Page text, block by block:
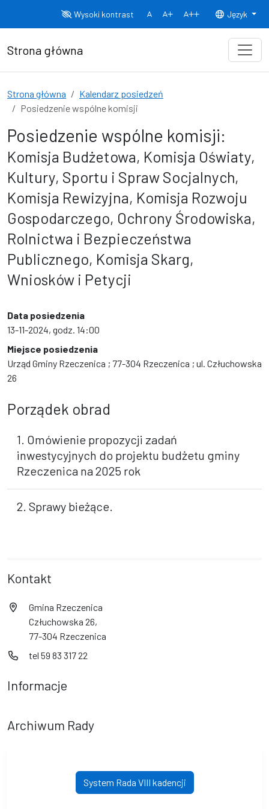
Wysoki kontrast
Normalny rozmiar czcionki
Rozmiar czcionki 150% Rozmiar
Język
Strona główna
Strona główna
Kalendarz posiedzeń
Posiedzenie wspólne komisji
Posiedzenie wspólne komisji:
Komisja Budżetowa, Komisja Oświaty,
Kultury, Sportu i Spraw Socjalnych,
Komisja Rewizyjna, Komisja Rozwoju
Gospodarczego, Ochrony Środowiska,
Rolnictwa i Bezpieczeństwa
Publicznego, Komisja Skarg,
Wniosków i Petycji
Data posiedzenia
13-11-2024, godz. 14:00
Miejsce posiedzenia
Urząd Gminy Rzeczenica ; 77-304 Rzeczenica ; ul. Człuchowska
26
Porządek obrad
1. Omówienie propozycji zadań
inwestycyjnych do projektu budżetu gminy
Rzeczenica na 2025 rok
2. Sprawy bieżące.
Kontakt
Gmina Rzeczenica
Człuchowska 26,
77-304 Rzeczenica
tel 59 83 317 22
Informacje
Archiwum Rady
System Rada VIII kadencji